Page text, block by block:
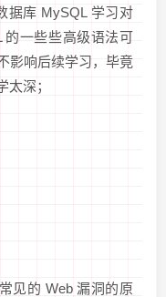
据库 MySQL 学习对
的一些些高级语法可
影响后续学习，毕竟
深；
见的 Web 漏洞的原